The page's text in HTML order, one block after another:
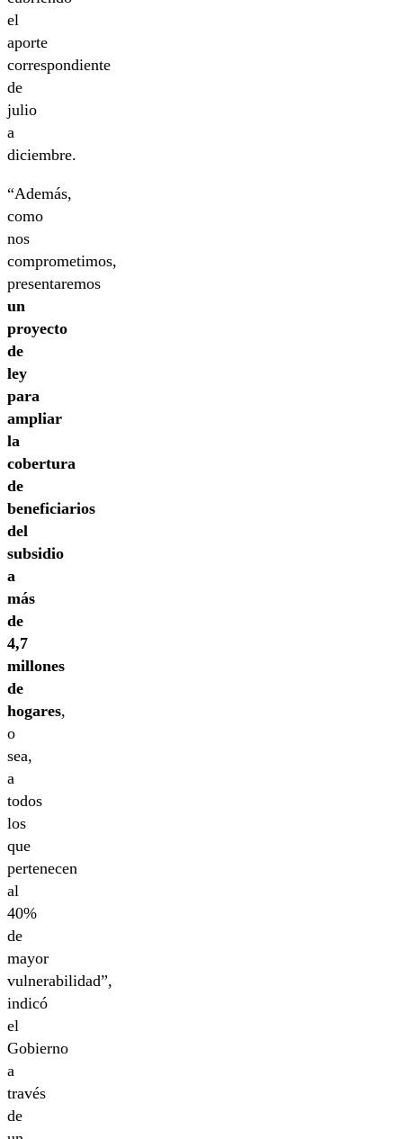
el
aporte
correspondiente
de
julio
a
diciembre.
“Además,
como
nos
comprometimos,
presentaremos
un
proyecto
de
ley
para
ampliar
la
cobertura
de
beneficiarios
del
subsidio
a
más
de
4,7
millones
de
hogares,
o
sea,
a
todos
los
que
pertenecen
al
40%
de
mayor
vulnerabilidad”,
indicó
el
Gobierno
a
través
de